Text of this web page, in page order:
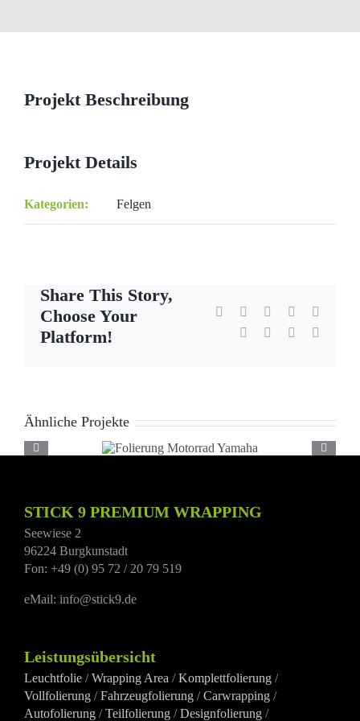
Projekt Beschreibung
Projekt Details
Kategorien: Felgen
Share This Story,
Choose Your
Platform!
Facebook Reddit LinkedIn
TumblrPinterest
Ähnliche Projekte
Yamaha
STICK 9 PREMIUM WRAPPING
Seewiese 2
96224 Burgkunstadt
Fon: +49 (0) 95 72 / 20 79 519
eMail: info@stick9.de
Leistungsübersicht
Leuchtfolie /Wrapping Area /Komplettfolierung /
Vollfolierung /Fahrzeugfolierung /Carwrapping /
Autofolierung /Teilfolierung /Designfolierung /